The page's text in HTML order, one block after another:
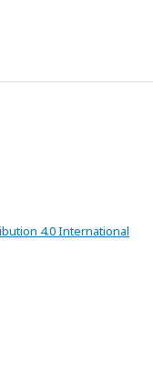
4.0 International